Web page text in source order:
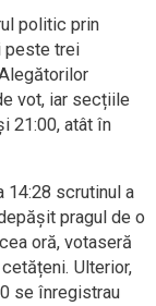
politic prin
peste trei
vot, iar secțiile
21:00, atât în
14:28 scrutinul a
pragul de o
oră, votaseră
Ulterior,
se înregistrau